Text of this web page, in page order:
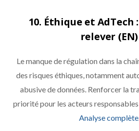
10. Éthique et AdTech
relever (EN)
Le manque de régulation dans la
des risques éthiques, notamment
abusive de données. Renforcer la
priorité pour les acteurs
Analyse complète